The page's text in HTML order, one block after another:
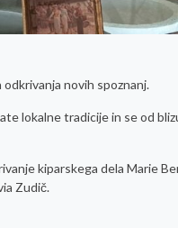
novih spoznanj.
lokalne tradicije in se od
kiparskega dela Marie
Zudič.